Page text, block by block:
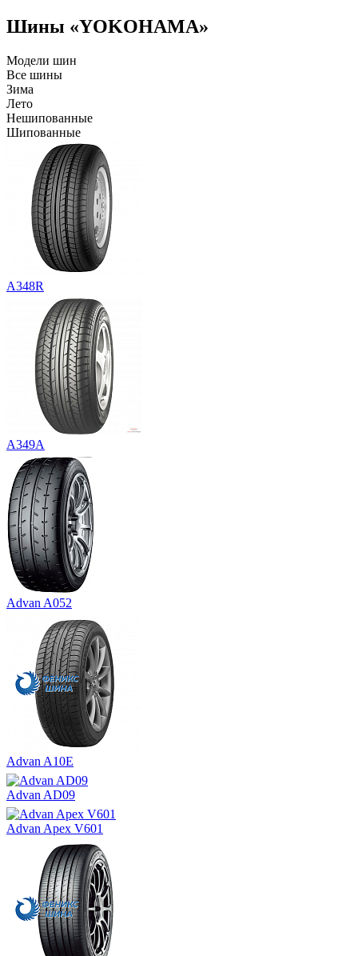
Шины «YOKOHAMA»
Модели шин
Все шины
Зима
Лето
Нешипованные
Шипованные
A348R
A349A
Advan A052
Advan A10E
Advan AD09
Advan Apex V601